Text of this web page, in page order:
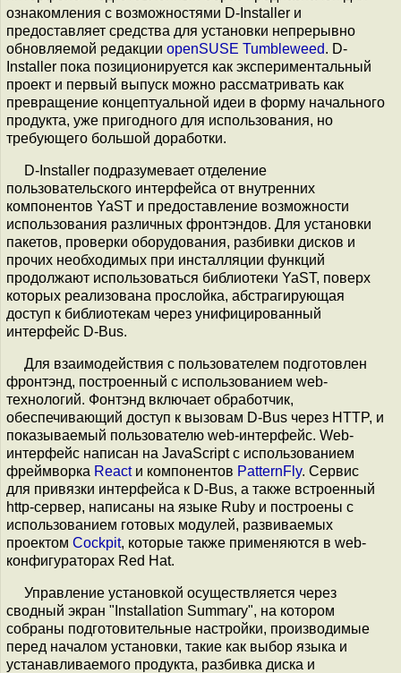
ознакомления с возможностями D-Installer и
предоставляет средства для установки непрерывно
обновляемой редакции openSUSE Tumbleweed. D-
Installer пока позиционируется как экспериментальный
проект и первый выпуск можно рассматривать как
превращение концептуальной идеи в форму начального
продукта, уже пригодного для использования, но
требующего большой доработки.
D-Installer подразумевает отделение
пользовательского интерфейса от внутренних
компонентов YaST и предоставление возможности
использования различных фронтэндов. Для установки
пакетов, проверки оборудования, разбивки дисков и
прочих необходимых при инсталляции функций
продолжают использоваться библиотеки YaST, поверх
которых реализована прослойка, абстрагирующая
доступ к библиотекам через унифицированный
интерфейс D-Bus.
Для взаимодействия с пользователем подготовлен
фронтэнд, построенный с использованием web-
технологий. Фонтэнд включает обработчик,
обеспечивающий доступ к вызовам D-Bus через HTTP, и
показываемый пользователю web-интерфейс. Web-
интерфейс написан на JavaScript с использованием
фреймворка Reactи компонентов PatternFly. Сервис
для привязки интерфейса к D-Bus, а также встроенный
http-сервер, написаны на языке Ruby и построены с
использованием готовых модулей, развиваемых
проектом Cockpit, которые также применяются в web-
конфигураторах Red Hat.
Управление установкой осуществляется через
сводный экран "Installation Summary", на котором
собраны подготовительные настройки, производимые
перед началом установки, такие как выбор языка и
устанавливаемого продукта, разбивка диска и